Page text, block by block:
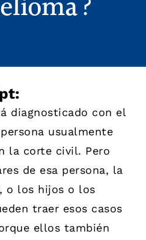
diagnosticado con el
usualmente
la corte civil. Pero
de esa persona, la
o los hijos o los
traer esos casos
ellos también